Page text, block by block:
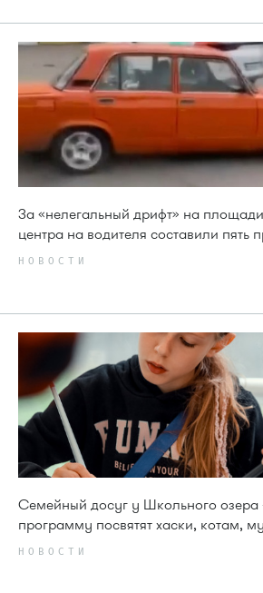
За «нелегальный дрифт» на
центра на водителя составили пять
НОВОСТИ
Семейный досуг у Школьного
программу посвятят хаски, котам,
НОВОСТИ